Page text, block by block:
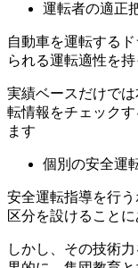
運転者の適正
自動車を運転する
られる運転適性を
実績ベースだけで
転情報をチェック
ます
個別の安全運
安全運転指導を行
区分を設けることに
しかし、その技術